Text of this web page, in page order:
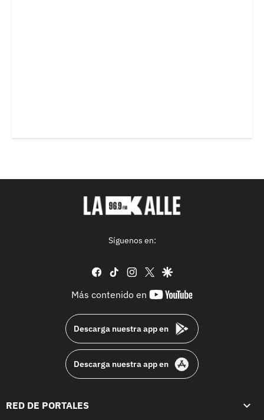
Síguenos en:
facebook
tiktok instagram
twittergoogle
Más contenido en
youtube-
Descarga nuestra app en
Descarga nuestra app en
RED DE PORTALES